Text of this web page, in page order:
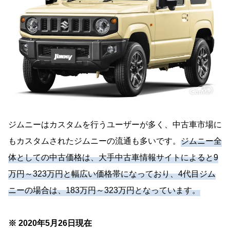
ジムニーはカスタムを行うユーザーが多く、中古車市場に
もカスタムされたジムニーの流通も多いです。 ジムニー全
体としての中古価格は、大手中古車情報サイトによると9
万円～323万円と幅広い価格帯になっており、4代目ジム
ニーの場合は、183万円～323万円となっています。
※ 2020年5月26日現在